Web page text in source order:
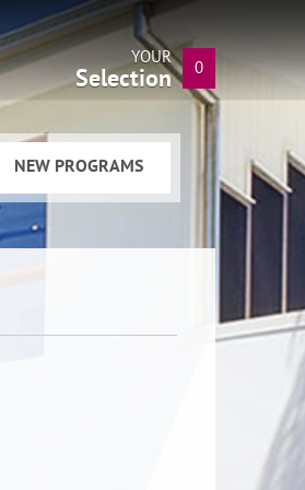
YOUR
Selection 0
NEW PROGRAMS